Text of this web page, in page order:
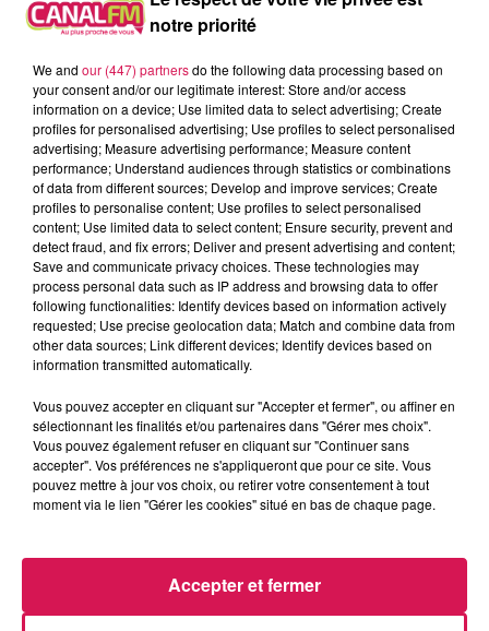
Eva Spilmont
Balade et Vous
0:00 2 min 31 sec
28 octobre 2025 - 2 min 31 sec
28.10.2025 - RENCONTRE AVEC LA FAMILLE
ADDAMS
Du lundi au vendredi, avec les organisateurs de
manifestations et Eva, découvrons les évènements dans
notre région.
notre priorité
We and our (447) partnersdo the following data processing based on
your consent and/or our legitimate interest: Store and/or access
information on a device; Use limited data to select advertising; Create
profiles for personalised advertising; Use profiles to select personalised
advertising; Measure advertising performance; Measure content
performance; Understand audiences through statistics or combinations
of data from different sources; Develop and improve services; Create
profiles to personalise content; Use profiles to select personalised
content; Use limited data to select content; Ensure security, prevent and
detect fraud, and fix errors; Deliver and present advertising and content;
Save and communicate privacy choices. These technologies may
process personal data such as IP address and browsing data to offer
following functionalities: Identify devices based on information actively
requested; Use precise geolocation data; Match and combine data from
other data sources; Link different devices; Identify devices based on
information transmitted automatically.
Vous pouvez accepter en cliquant sur "Accepter et fermer", ou affiner en
sélectionnant les finalités et/ou partenaires dans "Gérer mes choix".
Vous pouvez également refuser en cliquant sur "Continuer sans
accepter". Vos préférences ne s'appliqueront que pour ce site. Vous
pouvez mettre à jour vos choix, ou retirer votre consentement à tout
moment via le lien "Gérer les cookies" situé en bas de chaque page.
Accepter et fermer